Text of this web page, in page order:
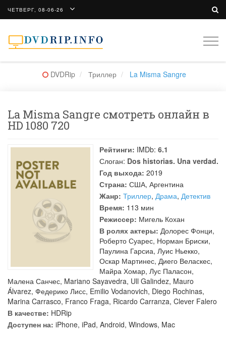
ЧЕТВЕРГ, 08-06-26
DVDRip Триллер La Misma Sangre
La Misma Sangre смотреть онлайн в
HD 1080 720
Рейтинги: IMDb: 6.1
Слоган: Dos historias. Una verdad.
Год выхода: 2019
Страна: США, Аргентина
Жанр: Триллер, Драма, Детектив
Время: 113 мин
Режиссер: Мигель Кохан
В ролях актеры: Долорес Фонци,
Роберто Суарес, Норман Бриски,
Паулина Гарсиа, Луис Ньекко,
Оскар Мартинес, Диего Веласкес,
Майра Хомар, Лус Паласон,
Малена Санчес, Mariano Sayavedra, Ull Galindez, Mauro
Álvarez, Федерико Лисс, Emilio Vodanovich, Diego Rochinas,
Marina Carrasco, Franco Fraga, Ricardo Carranza, Clever Falero
В качестве: HDRip
Доступен на: iPhone, iPad, Android, Windows, Mac